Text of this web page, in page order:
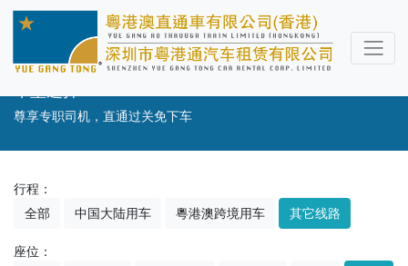
尊享专职司机，直通过关免下车
行程：
全部
中国大陆用车 粵港澳跨境用车 其它线路
座位：